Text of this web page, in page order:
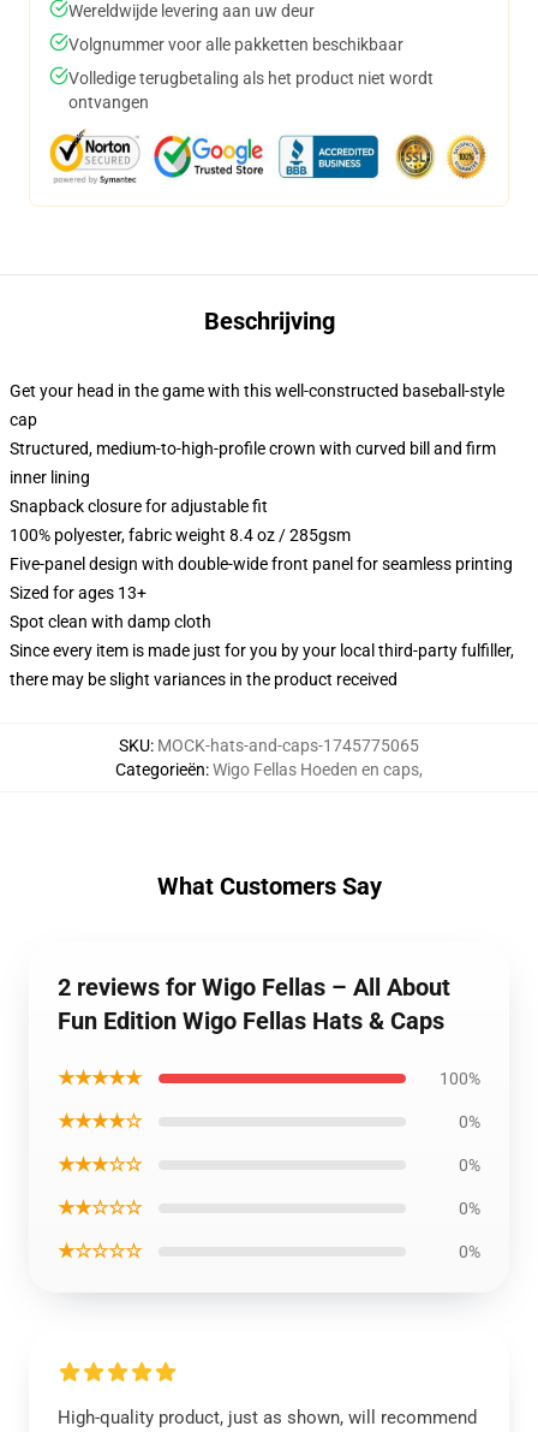
Wereldwijde levering aan uw deur
Volgnummer voor alle pakketten beschikbaar
Volledige terugbetaling als het product niet wordt
ontvangen
Beschrijving
Get your head in the game with this well-constructed baseball-style
cap
Structured, medium-to-high-profile crown with curved bill and firm
inner lining
Snapback closure for adjustable fit
100% polyester, fabric weight 8.4 oz / 285gsm
Five-panel design with double-wide front panel for seamless printing
Sized for ages 13+
Spot clean with damp cloth
Since every item is made just for you by your local third-party fulfiller,
there may be slight variances in the product received
SKU: MOCK-hats-and-caps-1745775065
Categorieën:Wigo Fellas Hoeden en caps,
What Customers Say
2 reviews for Wigo Fellas – All About
Fun Edition Wigo Fellas Hats & Caps
★★★★★ 100%
★★★★☆ 0%
★★★☆☆ 0%
★★☆☆☆ 0%
★☆☆☆☆ 0%
High-quality product, just as shown, will recommend